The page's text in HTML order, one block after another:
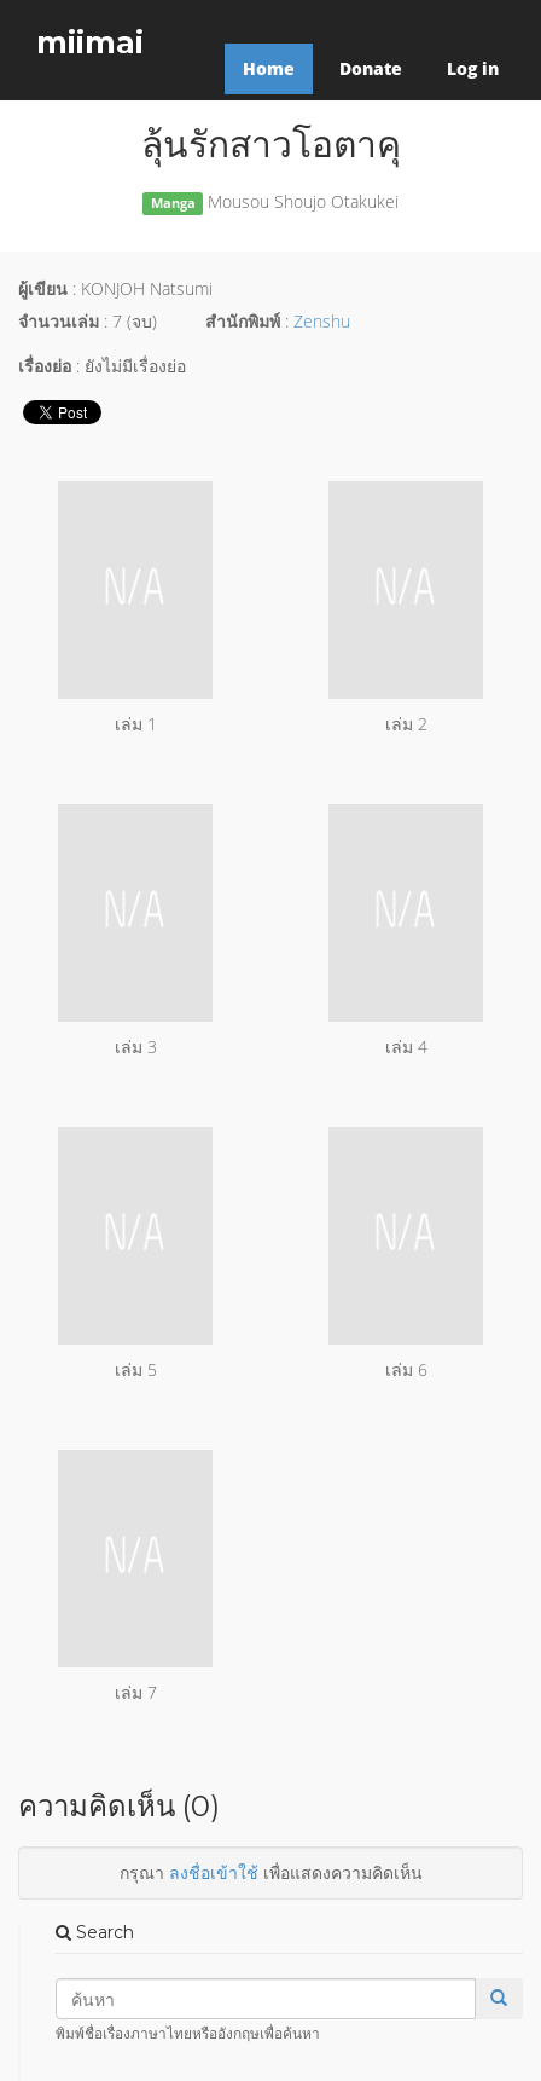
miimai
Home Donate Log in
ลุ้นรักสาวโอตาคุ
Manga Mousou Shoujo Otakukei
ผู้เขียน : KONJOH Natsumi
จำนวนเล่ม : 7 (จบ) สำนักพิมพ์ : Zenshu
เรื่องย่อ : ยังไม่มีเรื่องย่อ
เล่ม 1 เล่ม 2
เล่ม 3 เล่ม 4
เล่ม 5 เล่ม 6
เล่ม 7
ความคิดเห็น (0)
กรุณา ลงชื่อเข้าใช้เพื่อแสดงความคิดเห็น
Search
พิมพ์ชื่อเรื่องภาษาไทยหรืออังกฤษเพื่อค้นหา